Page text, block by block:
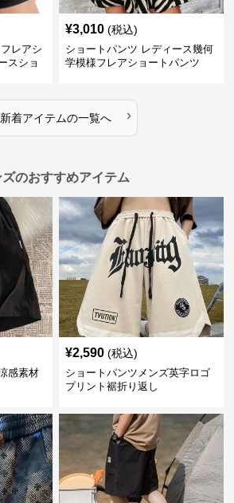
レアシ
スショ
¥3,010 (税込)
ショートパンツ レディース幾何
学模様フレアショートパンツ
新着アイテムの一覧へ ›
のおすすめアイテム
感素材
¥2,590 (税込)
ショートパンツメンズ英字ロゴ
プリント裾折り返し